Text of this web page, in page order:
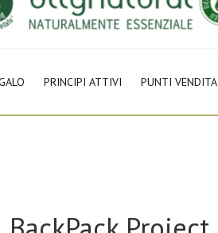
PRINCIPI ATTIVI PUNTI VENDITA